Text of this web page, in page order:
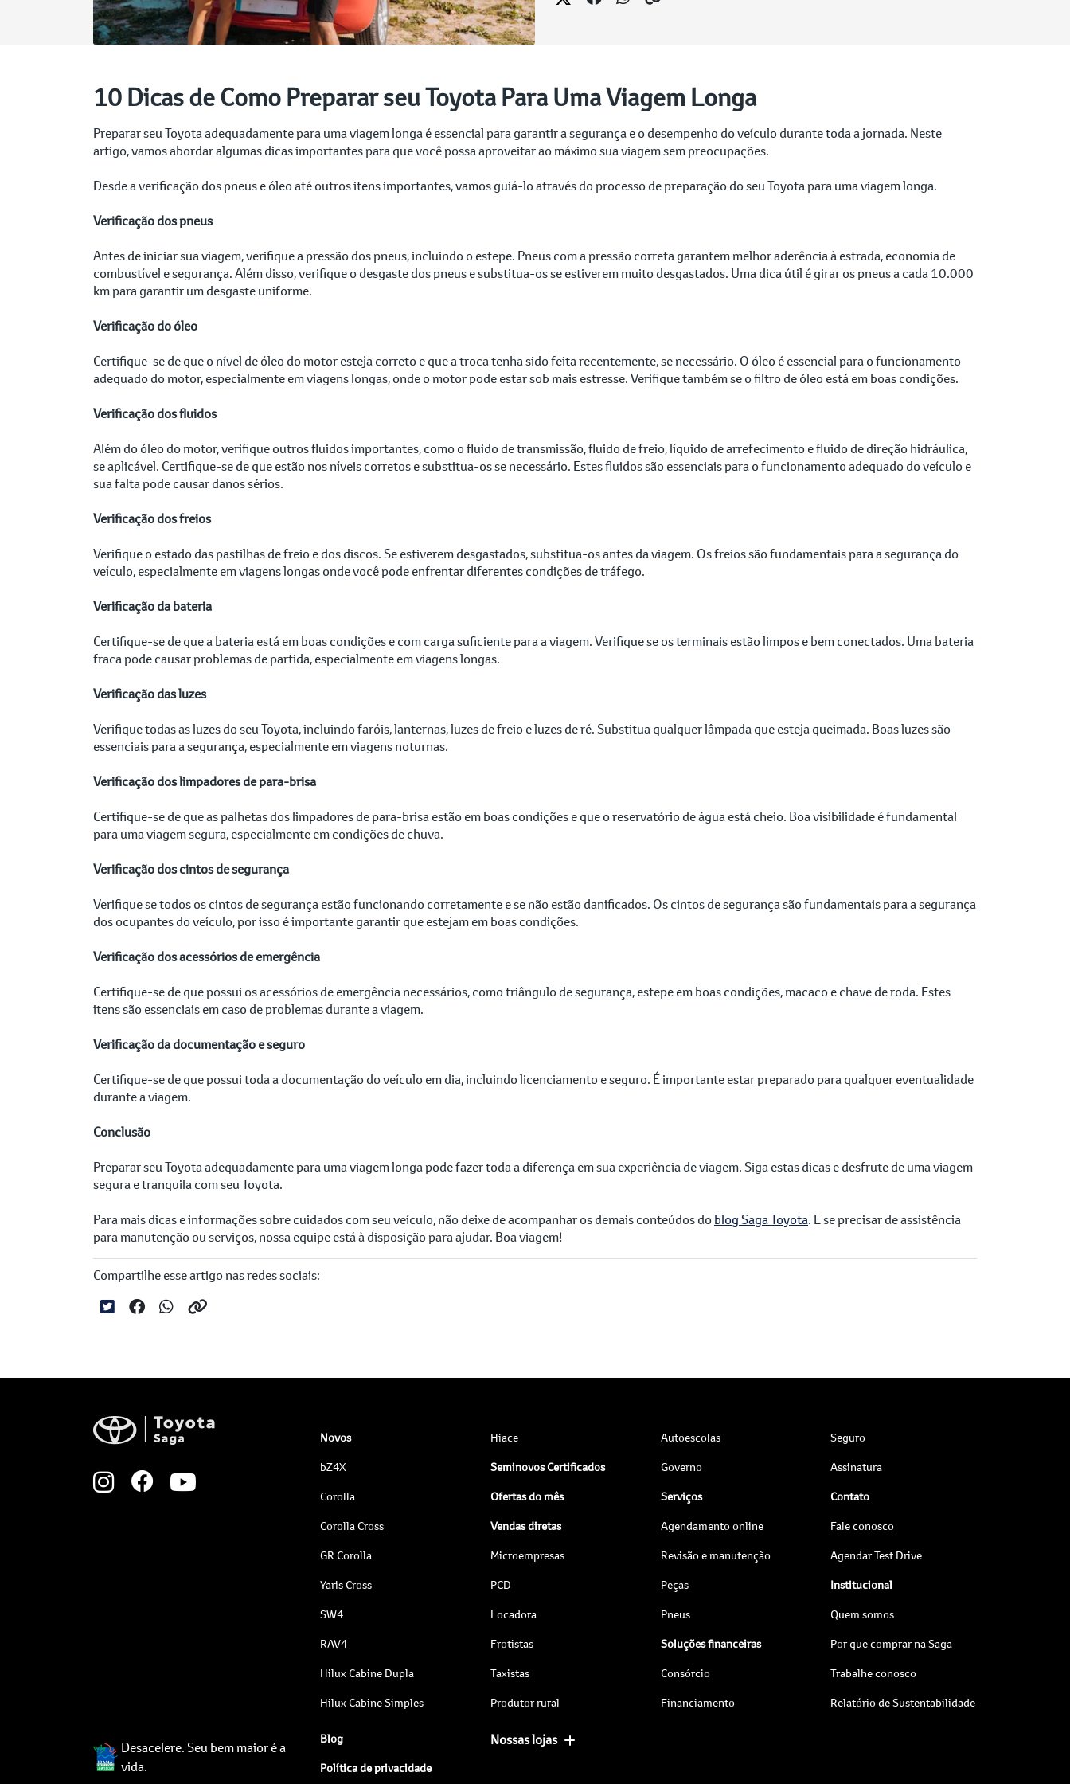
10 Dicas de Como Preparar seu Toyota Para Uma Viagem Longa
Preparar seu Toyota adequadamente para uma viagem longa é essencial para garantir a segurança e o desempenho do veículo durante toda a jornada. Neste
artigo, vamos abordar algumas dicas importantes para que você possa aproveitar ao máximo sua viagem sem preocupações.
Desde a verificação dos pneus e óleo até outros itens importantes, vamos guiá-lo através do processo de preparação do seu Toyota para uma viagem longa.
Verificação dos pneus
Antes de iniciar sua viagem, verifique a pressão dos pneus, incluindo o estepe. Pneus com a pressão correta garantem melhor aderência à estrada, economia de
combustível e segurança. Além disso, verifique o desgaste dos pneus e substitua-os se estiverem muito desgastados. Uma dica útil é girar os pneus a cada 10.000
km para garantir um desgaste uniforme.
Verificação do óleo
Certifique-se de que o nível de óleo do motor esteja correto e que a troca tenha sido feita recentemente, se necessário. O óleo é essencial para o funcionamento
adequado do motor, especialmente em viagens longas, onde o motor pode estar sob mais estresse. Verifique também se o filtro de óleo está em boas condições.
Verificação dos fluidos
Além do óleo do motor, verifique outros fluidos importantes, como o fluido de transmissão, fluido de freio, líquido de arrefecimento e fluido de direção hidráulica,
se aplicável. Certifique-se de que estão nos níveis corretos e substitua-os se necessário. Estes fluidos são essenciais para o funcionamento adequado do veículo e
sua falta pode causar danos sérios.
Verificação dos freios
Verifique o estado das pastilhas de freio e dos discos. Se estiverem desgastados, substitua-os antes da viagem. Os freios são fundamentais para a segurança do
veículo, especialmente em viagens longas onde você pode enfrentar diferentes condições de tráfego.
Verificação da bateria
Certifique-se de que a bateria está em boas condições e com carga suficiente para a viagem. Verifique se os terminais estão limpos e bem conectados. Uma bateria
fraca pode causar problemas de partida, especialmente em viagens longas.
Verificação das luzes
Verifique todas as luzes do seu Toyota, incluindo faróis, lanternas, luzes de freio e luzes de ré. Substitua qualquer lâmpada que esteja queimada. Boas luzes são
essenciais para a segurança, especialmente em viagens noturnas.
Verificação dos limpadores de para-brisa
Certifique-se de que as palhetas dos limpadores de para-brisa estão em boas condições e que o reservatório de água está cheio. Boa visibilidade é fundamental
para uma viagem segura, especialmente em condições de chuva.
Verificação dos cintos de segurança
Verifique se todos os cintos de segurança estão funcionando corretamente e se não estão danificados. Os cintos de segurança são fundamentais para a segurança
dos ocupantes do veículo, por isso é importante garantir que estejam em boas condições.
Verificação dos acessórios de emergência
Certifique-se de que possui os acessórios de emergência necessários, como triângulo de segurança, estepe em boas condições, macaco e chave de roda. Estes
itens são essenciais em caso de problemas durante a viagem.
Verificação da documentação e seguro
Certifique-se de que possui toda a documentação do veículo em dia, incluindo licenciamento e seguro. É importante estar preparado para qualquer eventualidade
durante a viagem.
Conclusão
Preparar seu Toyota adequadamente para uma viagem longa pode fazer toda a diferença em sua experiência de viagem. Siga estas dicas e desfrute de uma viagem
segura e tranquila com seu Toyota.
Para mais dicas e informações sobre cuidados com seu veículo, não deixe de acompanhar os demais conteúdos do blog Saga Toyota. E se precisar de assistência
para manutenção ou serviços, nossa equipe está à disposição para ajudar. Boa viagem!
Compartilhe esse artigo nas redes sociais:
Desacelere. Seu bem maior é a
vida.
Novos
bZ4X
Corolla
Corolla Cross
GR Corolla
Yaris Cross
SW4
RAV4
Hilux Cabine Dupla
Hilux Cabine Simples
Hiace
Seminovos Certificados
Ofertas do mês
Vendas diretas
Microempresas
PCD
Locadora
Frotistas
Taxistas
Produtor rural
Autoescolas
Governo
Serviços
Agendamento online
Revisão e manutenção
Peças
Pneus
Soluções financeiras
Consórcio
Financiamento
Seguro
Assinatura
Contato
Fale conosco
Agendar Test Drive
Institucional
Quem somos
Por que comprar na Saga
Trabalhe conosco
Relatório de Sustentabilidade
Blog
Política de privacidade
Nossas lojas